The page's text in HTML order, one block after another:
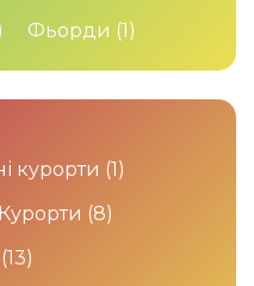
Фьорди (1)
курорти (1)
Курорти (8)
(13)